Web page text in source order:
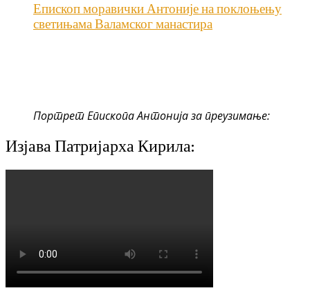
Епископ моравички Антоније на поклоњењу
светињама Валамског манастира
Портрет Епископа Антонија за преузимање:
Изјава Патријарха Кирила: